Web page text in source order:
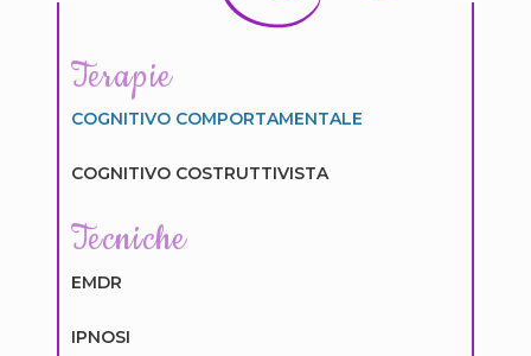
Terapie
COGNITIVO COMPORTAMENTALE
COGNITIVO COSTRUTTIVISTA
Tecniche
EMDR
IPNOSI